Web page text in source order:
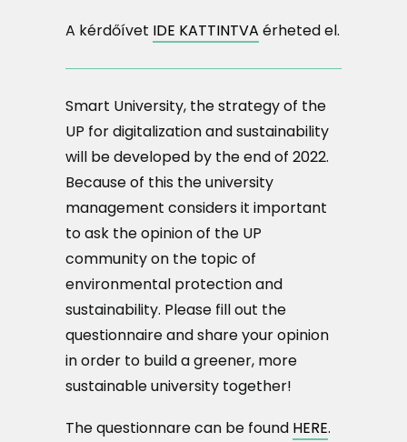
A kérdőívet IDE KATTINTVA érheted el.
Smart University, the strategy of the
UP for digitalization and sustainability
will be developed by the end of 2022.
Because of this the university
management considers it important
to ask the opinion of the UP
community on the topic of
environmental protection and
sustainability. Please fill out the
questionnaire and share your opinion
in order to build a greener, more
sustainable university together!
The questionnare can be found HERE.